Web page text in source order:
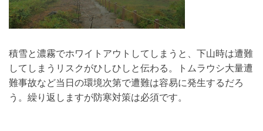
積雪と濃霧でホワイトアウトしてしまうと、下山時は遭難
してしまうリスクがひしひしと伝わる。トムラウシ大量遭
難事故など当日の環境次第で遭難は容易に発生するだろ
う。繰り返しますが防寒対策は必須です。